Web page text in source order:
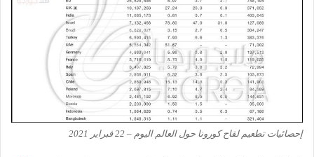
إحصائيات تطعيم لقاح كورونا حول العالم اليوم – 22 فبراير 2021